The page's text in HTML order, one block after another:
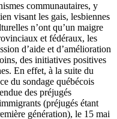
communautaires, y
visant les gais, lesbiennes
n’ont qu’un maigre
et fédéraux, les
d’aide et d’amélioration
des initiatives positives
En effet, à la suite du
du sondage québécois
des préjugés
(préjugés étant
génération), le 15 mai